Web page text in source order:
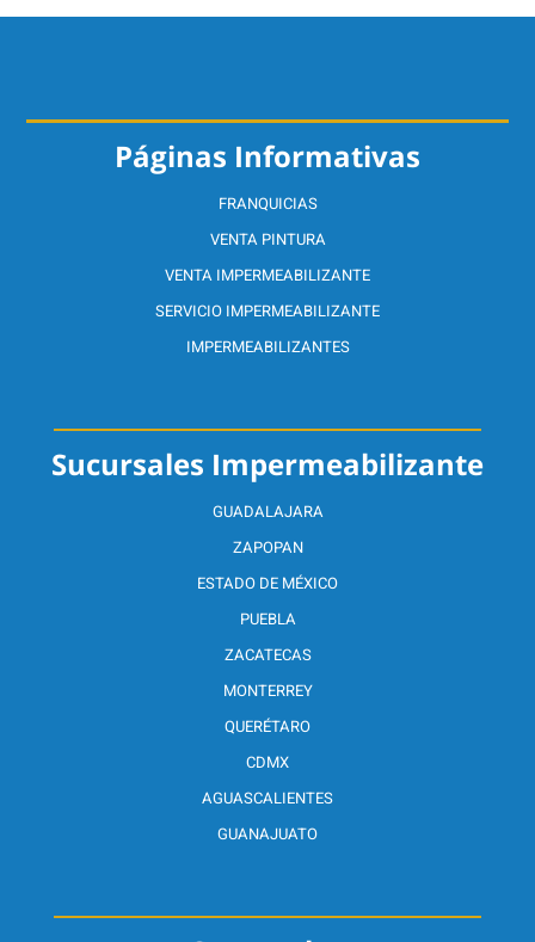
Sucursales Impermeabilizante
GUADALAJARA
ZAPOPAN
ESTADO DE MÉXICO
PUEBLA
ZACATECAS
MONTERREY
QUERÉTARO
CDMX
AGUASCALIENTES
GUANAJUATO
Páginas Informativas
FRANQUICIAS
VENTA PINTURA
VENTA IMPERMEABILIZANTE
SERVICIO IMPERMEABILIZANTE
IMPERMEABILIZANTES